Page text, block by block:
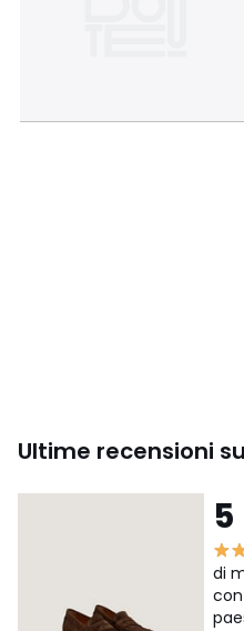
Ultime recensioni
5
di